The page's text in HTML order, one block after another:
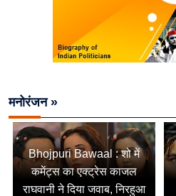
मनोरंजन »
Bhojpuri Bawaal : शो में
कमेंट्स का एक्ट्रेस काजल
राघवानी ने दिया जवाब, निरहुआ